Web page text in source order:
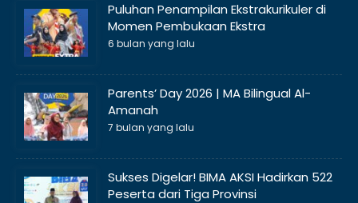
Puluhan Penampilan Ekstrakurikuler di
Momen Pembukaan Ekstra
6 bulan yang lalu
Parents’ Day 2026 | MA Bilingual Al-
Amanah
7 bulan yang lalu
Sukses Digelar! BIMA AKSI Hadirkan 522
Peserta dari Tiga Provinsi